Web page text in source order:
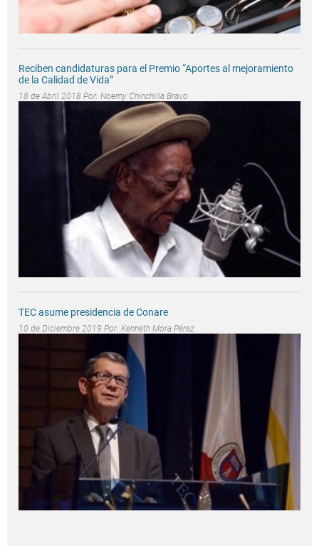
Reciben candidaturas para el Premio “Aportes al mejoramiento
de la Calidad de Vida”
18 de Abril 2018 Por: Noemy Chinchilla Bravo
TEC asume presidencia de Conare
10 de Diciembre 2019 Por: Kenneth Mora Pérez